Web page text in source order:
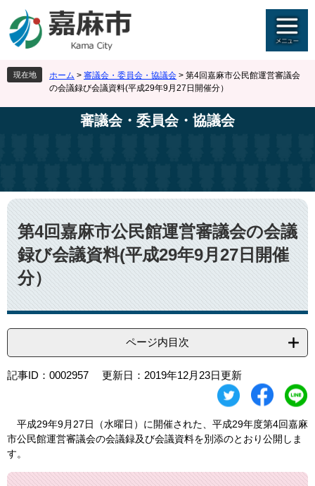
ジ
先
頭
す
ュ
を
飛
し
現在地 ホーム > 審議会・委員会・協議会 > 第4回嘉麻市公民館運営審議会
の会議録び会議資料(平成29年9月27日開催分）
審議会・委員会・協議会
本
文
第4回嘉麻市公民館運営審議会の会議
録び会議資料(平成29年9月27日開催
分）
ページ内目次
記事ID：0002957 更新日：2019年12月23日更新
平成29年9月27日（水曜日）に開催された、平成29年度第4回嘉麻
市公民館運営審議会の会議録及び会議資料を別添のとおり公開しま
す。